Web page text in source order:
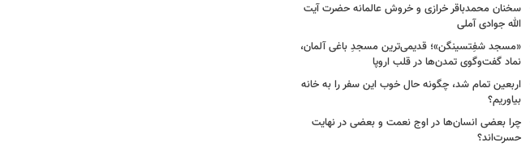
سخنان محمدباقر خرازی و خروش عالمانه حضرت آیت
الله جوادی آملی
«مسجد شفِتسینگن»؛ قدیمی‌ترین مسجدِ باغی آلمان،
نماد گفت‌وگوی تمدن‌ها در قلب اروپا
اربعین تمام شد، چگونه حال خوب این سفر را به خانه
بیاوریم؟
چرا بعضی انسان‌ها در اوج نعمت و بعضی در نهایت
حسرت‌اند؟